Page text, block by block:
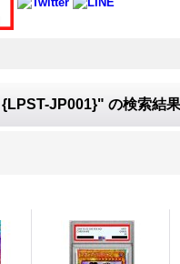
{LPST-JP001}" の検索結果